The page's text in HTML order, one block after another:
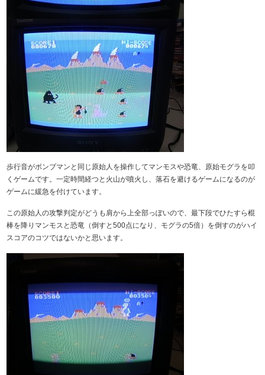
歩行音がボンブマンと同じ原始人を操作してマンモスや恐竜、原始モグラを叩
くゲームです。一定時間経つと火山が噴火し、落石を避けるゲームになるのが
ゲームに緩急を付けています。
この原始人の攻撃判定がどうも肩から上全部っぽいので、最下段でひたすら棍
棒を降りマンモスと恐竜（倒すと500点になり、モグラの5倍）を倒すのがハイ
スコアのコツではないかと思います。